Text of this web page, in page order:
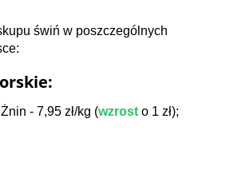
świń w poszczególnych
- 7,95 zł/kg (wzrost o 1 zł);